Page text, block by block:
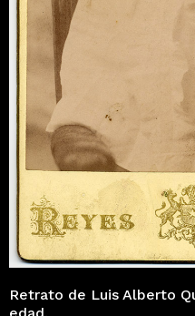
Retrato de Luis Alberto